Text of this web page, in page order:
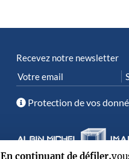
Recevez notre newsletter
Protection de vos
En continuant de défiler,